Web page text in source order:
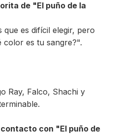
de "El puño de la
que es difícil elegir, pero
color es tu sangre?".
Ray, Falco, Shachi y
con "El puño de